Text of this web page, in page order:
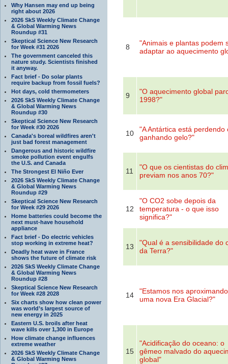
Why Hansen may end up being
right about 2026
2026 SkS Weekly Climate Change
& Global Warming News
Roundup #31
Skeptical Science New Research
for Week #31 2026
The government canceled this
nature study. Scientists finished
it anyway.
Fact brief - Do solar plants
require backup from fossil fuels?
Hot days, cold thermometers
2026 SkS Weekly Climate Change
& Global Warming News
Roundup #30
Skeptical Science New Research
for Week #30 2026
Canada's boreal wildfires aren't
just bad forest management
Dangerous and historic wildfire
smoke pollution event engulfs
the U.S. and Canada
The Strongest El Niño Ever
2026 SkS Weekly Climate Change
& Global Warming News
Roundup #29
Skeptical Science New Research
for Week #29 2026
Home batteries could become the
next must-have household
appliance
Fact brief - Do electric vehicles
stop working in extreme heat?
Deadly heat wave in France
shows the future of climate risk
2026 SkS Weekly Climate Change
& Global Warming News
Roundup #28
Skeptical Science New Research
for Week #28 2028
Six charts show how clean power
was world’s largest source of
new energy in 2025
Eastern U.S. broils after heat
wave kills over 1,300 in Europe
How climate change influences
extreme weather
2026 SkS Weekly Climate Change
& Global Warming News
8
"Animais e plantas podem
adaptar ao aquecimento
9
"O aquecimento global
1998?"
10
"A Antártica está perdendo
ganhando gelo?"
11
"O que os cientistas do
previam nos anos 70?"
12
"O CO2 sobe depois da
temperatura - o que isso
significa?"
13
"Qual é a sensibilidade do
da Terra?"
14
"Estamos nos
uma nova Era Glacial?"
15
"Acidificação do oceano: o
gêmeo malvado do
global"